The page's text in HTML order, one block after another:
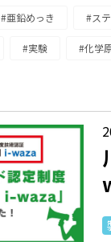
#亜鉛めっき #ス
#実験 #化学